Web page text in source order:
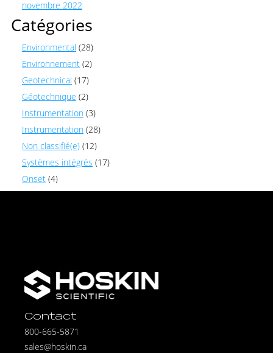
novembre 2022
Catégories
Environmental (28)
Environnement (2)
Geotechnical (17)
Géotechnique (2)
Instrumentation (3)
Instrumentation (28)
Non classifié(e) (12)
Systèmes intégrés (17)
Onset (4)
Contact
800-665-5871
sales@hoskin.ca